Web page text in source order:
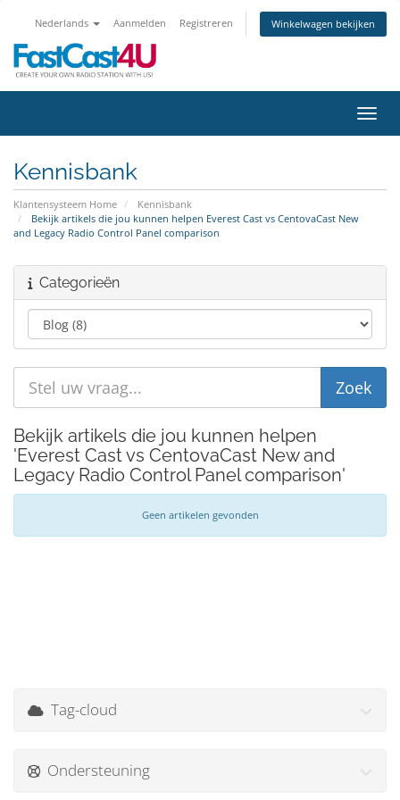
Nederlands Aanmelden Registreren Winkelwagen bekijken
Kennisbank
Klantensysteem Home
Kennisbank
Bekijk artikels die jou kunnen helpen Everest Cast vs CentovaCast New
and Legacy Radio Control Panel comparison
Categorieën
Bekijk artikels die jou kunnen helpen
'Everest Cast vs CentovaCast New and
Legacy Radio Control Panel comparison'
Geen artikelen gevonden
Tag-cloud
Ondersteuning